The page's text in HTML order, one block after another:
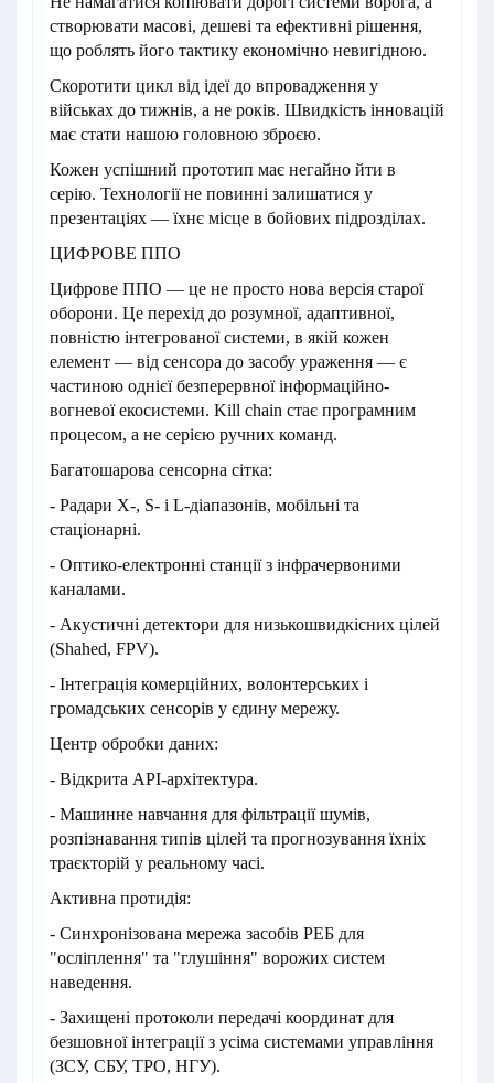
створювати масові, дешеві та ефективні рішення,
що роблять його тактику економічно невигідною.
Скоротити цикл від ідеї до впровадження у
військах до тижнів, а не років. Швидкість інновацій
має стати нашою головною зброєю.
Кожен успішний прототип має негайно йти в
серію. Технології не повинні залишатися у
презентаціях — їхнє місце в бойових підрозділах.
ЦИФРОВЕ ППО
Цифрове ППО — це не просто нова версія старої
оборони. Це перехід до розумної, адаптивної,
повністю інтегрованої системи, в якій кожен
елемент — від сенсора до засобу ураження — є
частиною однієї безперервної інформаційно-
вогневої екосистеми. Kill chain стає програмним
процесом, а не серією ручних команд.
Багатошарова сенсорна сітка:
- Радари X-, S- і L-діапазонів, мобільні та
стаціонарні.
- Оптико-електронні станції з інфрачервоними
каналами.
- Акустичні детектори для низькошвидкісних цілей
(Shahed, FPV).
- Інтеграція комерційних, волонтерських і
громадських сенсорів у єдину мережу.
Центр обробки даних:
- Відкрита API-архітектура.
- Машинне навчання для фільтрації шумів,
розпізнавання типів цілей та прогнозування їхніх
траєкторій у реальному часі.
Активна протидія:
- Синхронізована мережа засобів РЕБ для
"осліплення" та "глушіння" ворожих систем
наведення.
- Захищені протоколи передачі координат для
безшовної інтеграції з усіма системами управління
(ЗСУ, СБУ, ТРО, НГУ).